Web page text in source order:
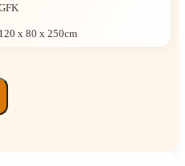
120 x 80 x 250cm